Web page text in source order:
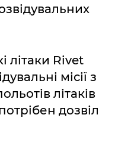
літаки Rivet
місії з
літаків
дозвіл